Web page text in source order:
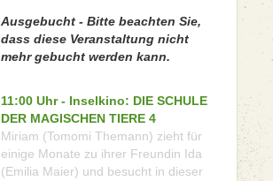
Ausgebucht - Bitte beachten Sie,
dass diese Veranstaltung nicht
mehr gebucht werden kann.
11:00 Uhr - Inselkino: DIE SCHULE
DER MAGISCHEN TIERE 4
Miriam (Tomomi Themann) zieht für
einige Monate zu ihrer Freundin Ida
(Emilia Maier) und besucht in dieser